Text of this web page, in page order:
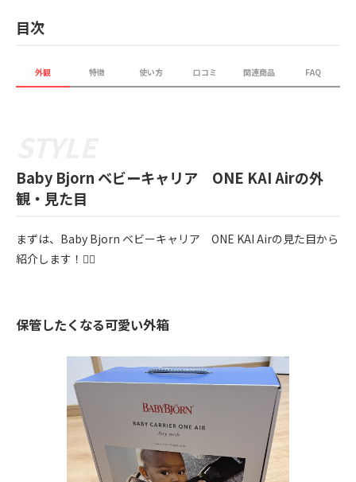
目次
外観 特徴 使い方 口コミ 関連商品 FAQ
Baby Bjorn ベビーキャリア ONE KAI Airの外
観・見た目
まずは、Baby Bjorn ベビーキャリア ONE KAI Airの見た目から
紹介します！💁‍♀️
保管したくなる可愛い外箱